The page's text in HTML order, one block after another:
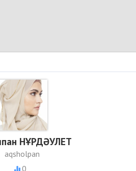
НҰРДӘУЛЕТ
aqsholpan
0